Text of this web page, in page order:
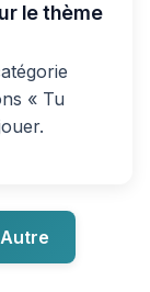
le thème
« Tu